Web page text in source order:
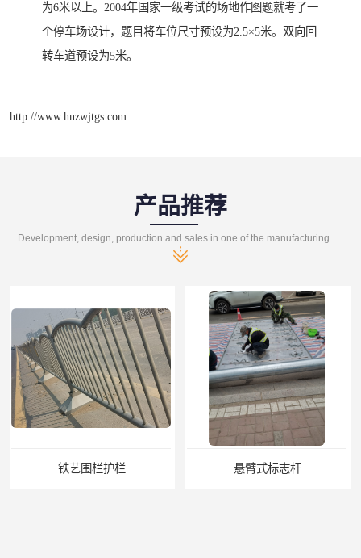
为6米以上。2004年国家一级考试的场地作图题就考了一
个停车场设计，题目将车位尺寸预设为2.5×5米。双向回
转车道预设为5米。
http://www.hnzwjtgs.com
产品推荐
悬臂式标志杆 F型悬臂式交通标志杆